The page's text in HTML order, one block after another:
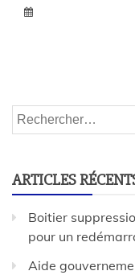
ARTICLES
Boitier
pour un
Aide